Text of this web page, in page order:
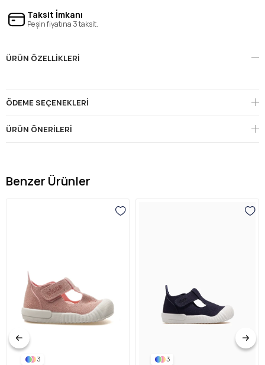
Taksit İmkanı
Peşin fiyatına 3 taksit.
ÜRÜN ÖZELLIKLERI
ÖDEME SEÇENEKLERI
ÜRÜN ÖNERILERI
Benzer Ürünler
3 3